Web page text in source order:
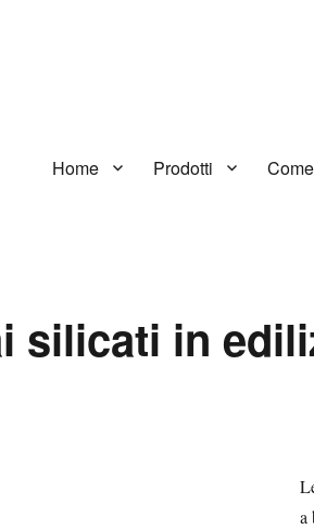
Home Prodotti
silicati in
a